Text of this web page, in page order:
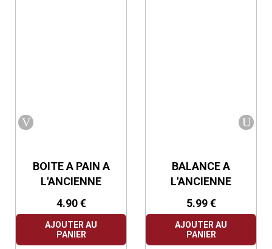
BOITE A PAIN A
L'ANCIENNE
4.90 €
AJOUTER AU
PANIER
BALANCE A
L'ANCIENNE
5.99 €
AJOUTER AU
PANIER